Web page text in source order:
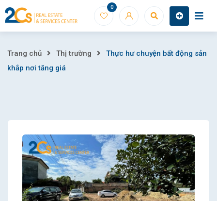
Skip
to
0
Thực
bất
động
sản
khắp
Trang chủ Thị trường
Thực hư chuyện bất động sản
khắp nơi tăng giá